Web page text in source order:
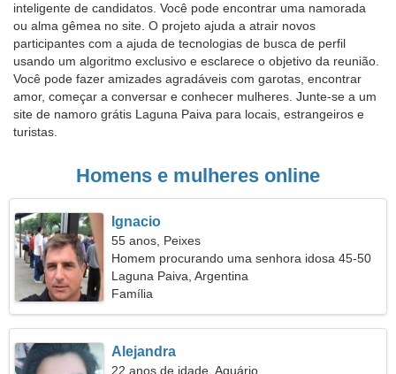
inteligente de candidatos. Você pode encontrar uma namorada
ou alma gêmea no site. O projeto ajuda a atrair novos
participantes com a ajuda de tecnologias de busca de perfil
usando um algoritmo exclusivo e esclarece o objetivo da reunião.
Você pode fazer amizades agradáveis com garotas, encontrar
amor, começar a conversar e conhecer mulheres. Junte-se a um
site de namoro grátis Laguna Paiva para locais, estrangeiros e
turistas.
Homens e mulheres online
Ignacio
55 anos, Peixes
Homem procurando uma senhora idosa 45-50
Laguna Paiva, Argentina
Família
Alejandra
22 anos de idade, Aquário